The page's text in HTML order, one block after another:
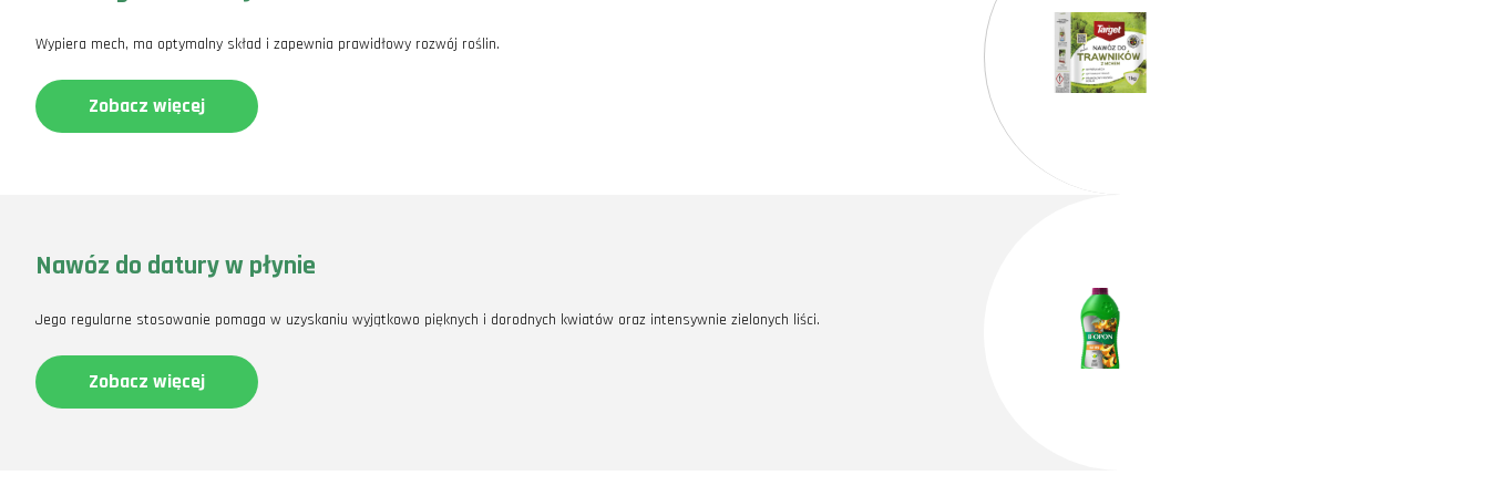
Wypiera mech, ma optymalny skład i zapewnia prawidłowy rozwój roślin.
Zobacz więcej
Nawóz do datury w płynie
Jego regularne stosowanie pomaga w uzyskaniu wyjątkowo pięknych i dorodnych kwiatów oraz intensywnie zielonych liści.
Zobacz więcej